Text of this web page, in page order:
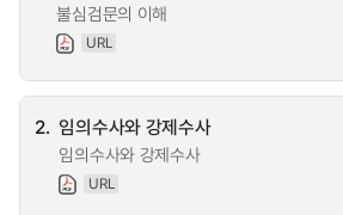
불심검문의 이해
URL
2. 임의수사와 강제수사
임의수사와 강제수사
URL